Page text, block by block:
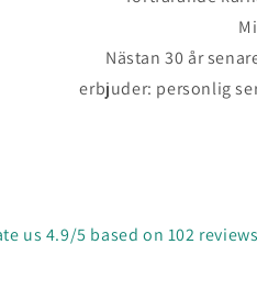
Nästan 30 år
erbjuder: personlig
us 4.9/5 based on 102